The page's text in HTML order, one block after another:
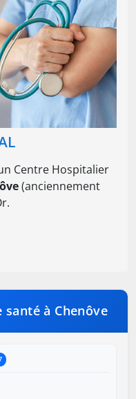
Centre Hospitalier
(anciennement
à Chenôve